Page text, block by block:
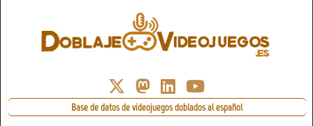
Base de datos de videojuegos doblados al español